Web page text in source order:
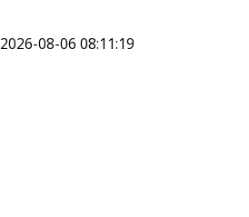
2026-08-06 08:11:19